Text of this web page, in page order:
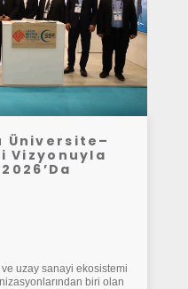
Üniversite–
Vizyonuyla
2026’da
ve uzay sanayi ekosistemi
biri olan